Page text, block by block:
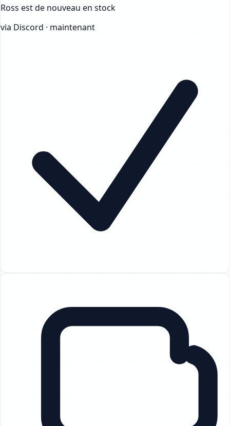
Ross est de nouveau en stock
via Discord · maintenant